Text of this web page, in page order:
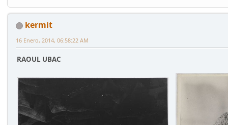
kermit
16 Enero, 2014, 06:58:22 AM
RAOUL UBAC